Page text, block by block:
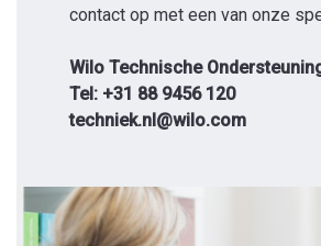
contact op met een van onze
Wilo Technische
Tel: +31 88 9456 120
techniek.nl@wilo.com